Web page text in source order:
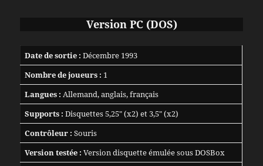
Version PC(DOS)
Date de sortie : Décembre 1993
Nombre de joueurs : 1
Langues : Allemand, anglais, français
Supports : Disquettes 5,25″ (x2) et 3,5″ (x2)
Contrôleur : Souris
Version testée : Version disquette émulée sous DOSBox